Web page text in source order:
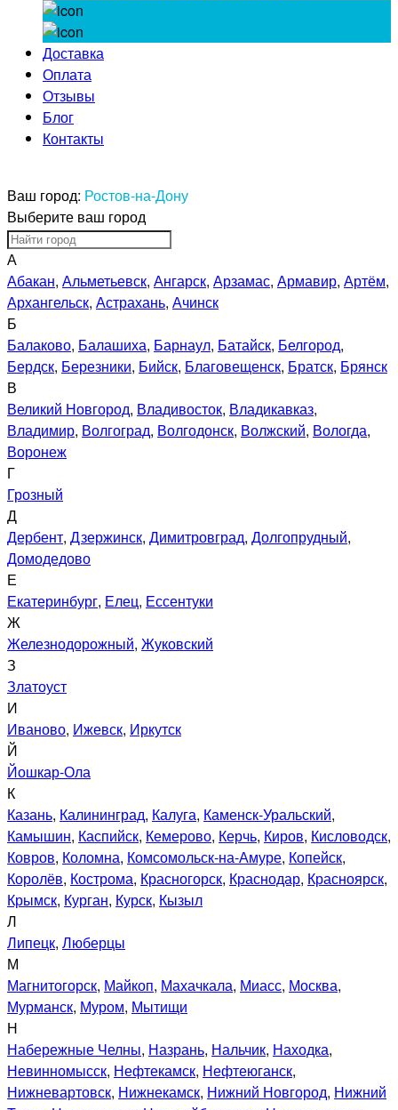
Доставка
Оплата
Отзывы
Блог
Контакты
Ваш город: Ростов-на-Дону
Выберите ваш город
А
Абакан, Альметьевск, Ангарск, Арзамас, Армавир, Артём,
Архангельск, Астрахань, Ачинск
Б
Балаково, Балашиха, Барнаул, Батайск, Белгород,
Бердск, Березники, Бийск, Благовещенск, Братск, Брянск
В
Великий Новгород, Владивосток, Владикавказ,
Владимир, Волгоград, Волгодонск, Волжский, Вологда,
Воронеж
Г
Грозный
Д
Дербент, Дзержинск, Димитровград, Долгопрудный,
Домодедово
Е
Екатеринбург, Елец, Ессентуки
Ж
Железнодорожный, Жуковский
З
Златоуст
И
Иваново, Ижевск, Иркутск
Й
Йошкар-Ола
К
Казань, Калининград, Калуга, Каменск-Уральский,
Камышин, Каспийск, Кемерово, Керчь, Киров, Кисловодск,
Ковров, Коломна, Комсомольск-на-Амуре, Копейск,
Королёв, Кострома, Красногорск, Краснодар, Красноярск,
Крымск, Курган, Курск, Кызыл
Л
Липецк, Люберцы
М
Магнитогорск, Майкоп, Махачкала, Миасс, Москва,
Мурманск, Муром, Мытищи
Н
Набережные Челны, Назрань, Нальчик, Находка,
Невинномысск, Нефтекамск, Нефтеюганск,
Нижневартовск, Нижнекамск, Нижний Новгород, Нижний